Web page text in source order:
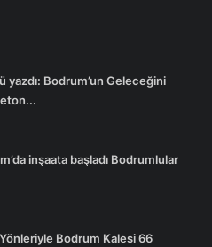
yazdı: Bodrum’un Geleceğini
inşaata başladı Bodrumlular
Bodrum Kalesi 66